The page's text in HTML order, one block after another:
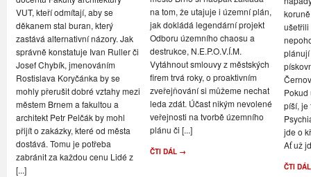
VUT, kteří odmítají, aby se
děkanem stal buran, který
zastává alternativní názory. Jak
správně konstatuje Ivan Ruller či
Josef Chybík, jmenováním
Rostislava Koryčánka by se
mohly přerušit dobré vztahy mezi
městem Brnem a fakultou a
architekt Petr Pelčák by mohl
přijít o zakázky, které od města
dostává. Tomu je potřeba
zabránit za každou cenu Lidé z
[...]
na tom, že utajuje i územní plán,
jak dokládá legendární projekt
Odboru územního chaosu a
destrukce, N.E.P.O.V.Í.M.
Vytáhnout smlouvy z městských
firem trvá roky, o proaktivním
zveřejňování si můžeme nechat
leda zdát. Účast nikým nevolené
veřejnosti na tvorbě územního
plánu či [...]
ČTI DÁL →
ušetřili
Pokud
píší, je
jde o
Ať už
ČTI